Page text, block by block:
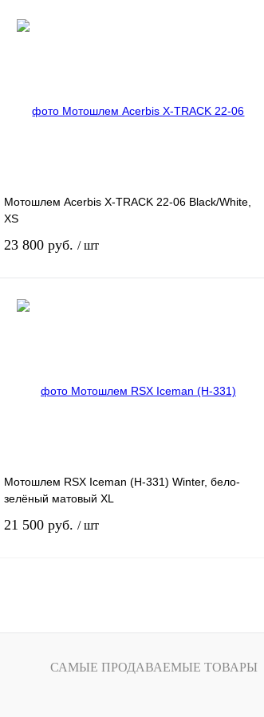
наличии
Мотошлем Acerbis X-TRACK 22-06 Black/White,
XS
23 800 руб. / шт
наличии
Мотошлем RSX Iceman (H-331) Winter, бело-
зелёный матовый XL
21 500 руб. / шт
Купить в 1 клик К сравнению
САМЫЕ ПРОДАВАЕМЫЕ ТОВАРЫ